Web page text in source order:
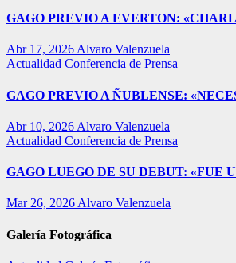
GAGO PREVIO A EVERTON:
Abr 17, 2026 Alvaro Valenzuela
Actualidad Conferencia de Prensa
GAGO PREVIO A ÑUBLENSE:
Abr 10, 2026 Alvaro Valenzuela
Actualidad Conferencia de Prensa
GAGO LUEGO DE SU DEBUT: «FUE
Mar 26, 2026 Alvaro Valenzuela
Galería Fotográfica